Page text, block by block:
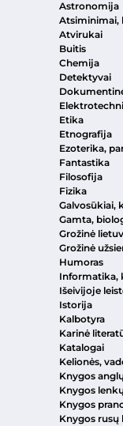
Astronomija
Atsiminimai,
Atvirukai
Buitis
Chemija
Detektyvai
Etika
Etnografija
Ezoterika,
Fantastika
Filosofija
Fizika
Galvosūkiai,
Gamta,
Grožinė
Grožinė
Humoras
Informatika,
Išeivijoje
Istorija
Kalbotyra
Karinė
Katalogai
Kelionės,
Knygos
Knygos
Knygos
Knygos rusų